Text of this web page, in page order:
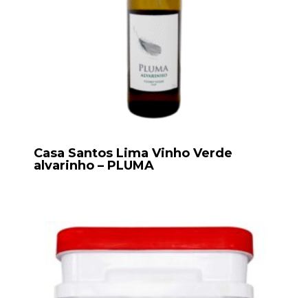
Casa Santos Lima Vinho Verde
alvarinho – PLUMA